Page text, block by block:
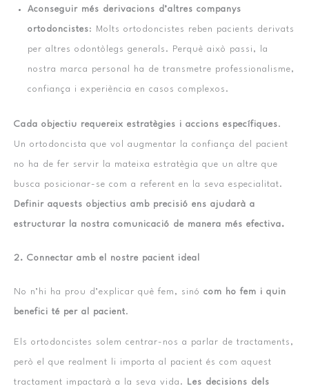
Aconseguir més derivacions d’altres companys
ortodoncistes: Molts ortodoncistes reben pacients derivats
per altres odontòlegs generals. Perquè això passi, la
nostra marca personal ha de transmetre professionalisme,
confiança i experiència en casos complexos.
Cada objectiu requereix estratègies i accions específiques.
Un ortodoncista que vol augmentar la confiança del pacient
no ha de fer servir la mateixa estratègia que un altre que
busca posicionar-se com a referent en la seva especialitat.
Definir aquests objectius amb precisió ens ajudarà a
estructurar la nostra comunicació de manera més efectiva.
2. Connectar amb el nostre pacient ideal
No n’hi ha prou d’explicar què fem, sinó com ho fem i quin
benefici té per al pacient.
Els ortodoncistes solem centrar-nos a parlar de tractaments,
però el que realment li importa al pacient és com aquest
tractament impactarà a la seva vida. Les decisions dels